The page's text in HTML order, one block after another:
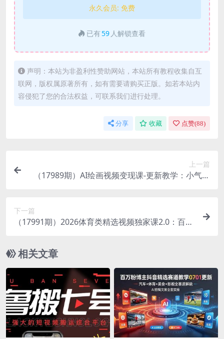
永久会员: 免费
已有 59 人解锁查看
声明：本站为非盈利性赞助网站，本站所有教程收集自互
联网，版权属原著所有，如有需要请购买正版。如若本站内
容侵犯了您的合法权益，可联系我们进行处理。
分享 收藏 点赞(88)
上一篇
（17989期）AI绘画视频变现课-更新教学：小气爱
下一篇
（17991期）2026体育类精选视频独家课2.0：百万
益双丰收
相关文章